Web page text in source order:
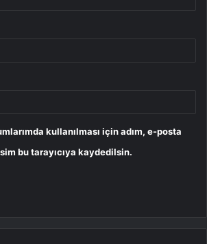
kullanılması için adım, e-posta
bu tarayıcıya kaydedilsin.